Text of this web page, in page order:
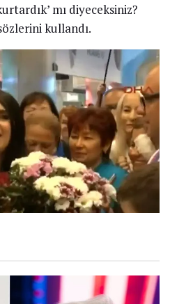
mı diyeceksiniz?
kullandı.